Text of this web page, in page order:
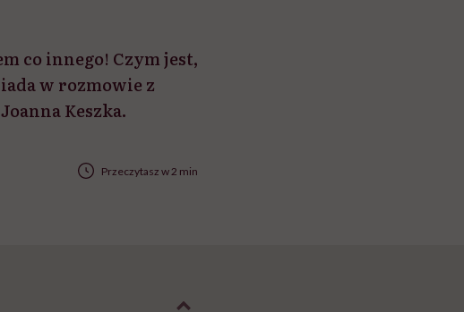
co innego! Czym jest,
w rozmowie z
Keszka.
Przeczytasz w 2 min